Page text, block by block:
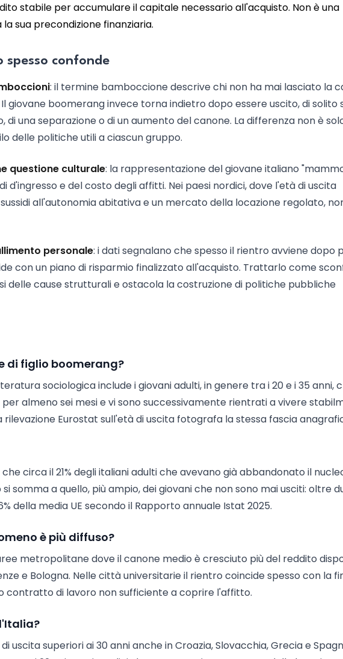
stabile per accumulare il capitale necessario all'acquisto. Non è una
sua precondizione finanziaria.
spesso confonde
: il termine bamboccione descrive chi non ha mai lasciato la
giovane boomerang invece torna indietro dopo essere uscito, di solito
di una separazione o di un aumento del canone. La differenza non è
delle politiche utili a ciascun gruppo.
questione culturale: la rappresentazione del giovane italiano
d'ingresso e del costo degli affitti. Nei paesi nordici, dove l'età di uscita
all'autonomia abitativa e un mercato della locazione regolato,
personale: i dati segnalano che spesso il rientro avviene dopo
con un piano di risparmio finalizzato all'acquisto. Trattarlo come
delle cause strutturali e ostacola la costruzione di politiche pubbliche
di figlio boomerang?
sociologica include i giovani adulti, in genere tra i 20 e i 35 anni,
almeno sei mesi e vi sono successivamente rientrati a vivere
rilevazione Eurostat sull'età di uscita fotografa la stessa fascia
circa il 21% degli italiani adulti che avevano già abbandonato il
somma a quello, più ampio, dei giovani che non sono mai usciti: oltre
della media UE secondo il Rapporto annuale Istat 2025.
è più diffuso?
metropolitane dove il canone medio è cresciuto più del reddito
e Bologna. Nelle città universitarie il rientro coincide spesso con la
contratto di lavoro non sufficiente a coprire l'affitto.
uscita superiori ai 30 anni anche in Croazia, Slovacchia, Grecia e